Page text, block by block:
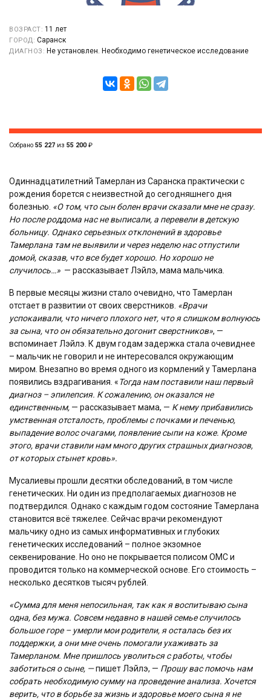
ВОЗРАСТ: 11 лет
ГОРОД: Саранск
ДИАГНОЗ: Не установлен. Необходимо генетическое исследование
Собрано 55 227 из 55 200₽
Одиннадцатилетний Тамерлан из Саранска практически с
рождения борется с неизвестной до сегодняшнего дня
болезнью. «О том, что сын болен врачи сказали мне не сразу.
Но после роддома нас не выписали, а перевели в детскую
больницу. Однако серьезных отклонений в здоровье
Тамерлана там не выявили и через неделю нас отпустили
домой, сказав, что все будет хорошо. Но хорошо не
случилось…» — рассказывает Лэйлэ, мама мальчика.
В первые месяцы жизни стало очевидно, что Тамерлан
отстает в развитии от своих сверстников. «Врачи
успокаивали, что ничего плохого нет, что я слишком волнуюсь
за сына, что он обязательно догонит сверстников», —
вспоминает Лэйлэ. К двум годам задержка стала очевиднее
– мальчик не говорил и не интересовался окружающим
миром. Внезапно во время одного из кормлений у Тамерлана
появились вздрагивания. «Тогда нам поставили наш первый
диагноз – эпилепсия. К сожалению, он оказался не
единственным, — рассказывает мама, — К нему прибавились
умственная отсталость, проблемы с почками и печенью,
выпадение волос очагами, появление сыпи на коже. Кроме
этого, врачи ставили нам много других страшных диагнозов,
от которых стынет кровь».
Мусалиевы прошли десятки обследований, в том числе
генетических. Ни один из предполагаемых диагнозов не
подтвердился. Однако с каждым годом состояние Тамерлана
становится всё тяжелее. Сейчас врачи рекомендуют
мальчику одно из самых информативных и глубоких
генетических исследований – полное экзомное
секвенирование. Но оно не покрывается полисом ОМС и
проводится только на коммерческой основе. Его стоимость –
несколько десятков тысяч рублей.
«Сумма для меня непосильная, так как я воспитываю сына
одна, без мужа. Совсем недавно в нашей семье случилось
большое горе – умерли мои родители, я осталась без их
поддержки, а они мне очень помогали ухаживать за
Тамерланом. Мне пришлось уволиться с работы, чтобы
заботиться о сыне, —пишет Лэйлэ, — Прошу вас помочь нам
собрать необходимую сумму на проведение анализа. Хочется
верить, что в борьбе за жизнь и здоровье моего сына я не